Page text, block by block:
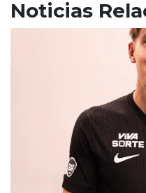
Noticias